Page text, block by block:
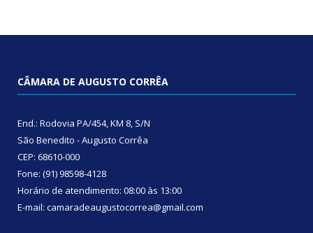
CÂMARA DE AUGUSTO CORRÊA
End.: Rodovia PA/454, KM 8, S/N
São Benedito - Augusto Corrêa
CEP: 68610-000
Fone: (91) 98598-4128
Horário de atendimento: 08:00 às 13:00
E-mail: camaradeaugustocorrea@gmail.com